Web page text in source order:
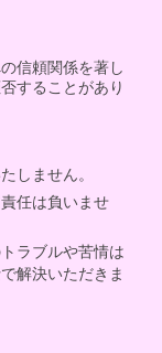
信頼関係を著し
することがあり
しません。
任は負いませ
ラブルや苦情は
解決いただきま